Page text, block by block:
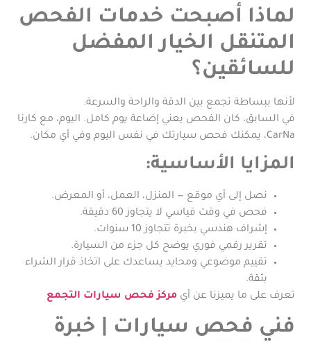
لماذا أصبحت خدمات الفحص
المتنقل الخيار المفضل
للسائقين؟
لأنها ببساطة تجمع بين الدقة والراحة والسرعة.
في السابق، كان الفحص يعني إضاعة يوم كامل. اليوم، مع كارنا
CarNa، يمكنك فحص سيارتك في نفس اليوم وفي أي مكان.
المزايا الأساسية:
نصل إلى أي موقع — المنزل، العمل، أو المعرض.
فحص في وقت قياسي لا يتجاوز 60 دقيقة.
إشراف هندسي بخبرة تتجاوز 10 سنوات.
تقرير رقمي فوري يوضح كل جزء من السيارة.
تقييم موضوعي ومحايد يساعدك على اتخاذ قرار الشراء
بثقة.
تعرف على ما يميزنا عن أيمركز فحص سيارات التجمع
فني فحص سيارات | خبرة